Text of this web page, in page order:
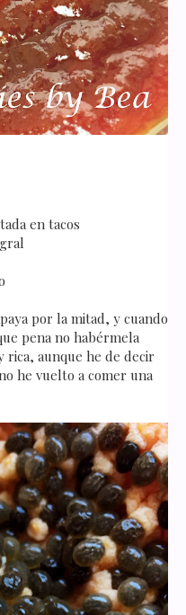
en tacos
por la mitad, y cuando
pena no habérmela
aunque he de decir
he vuelto a comer una